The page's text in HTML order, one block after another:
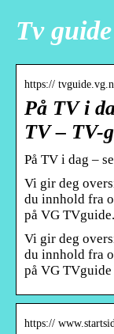
Tv
https://
På TV i
TV – TV-
På TV i dag –
Vi gir deg
du innhold fra
på VG TVguide.
Vi gir deg
du innhold fra
på VG TVguide
https://